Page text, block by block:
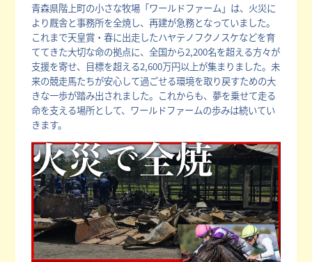
青森県階上町の小さな牧場「ワールドファーム」は、火災に
より厩舎と事務所を全焼し、再建が急務となっていました。
これまで天皇賞・春に出走したハヤテノフクノスケなどを育
ててきた大切な命の拠点に、全国から2,200名を超える方々が
支援を寄せ、目標を超える2,600万円以上が集まりました。未
来の競走馬たちが安心して過ごせる環境を取り戻すための大
きな一歩が踏み出されました。これからも、夢を乗せて走る
命を支える場所として、ワールドファームの歩みは続いてい
きます。